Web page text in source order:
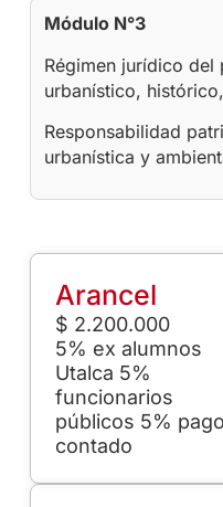
Módulo N°3
Régimen jurídico del
urbanístico,
Responsabilidad
urbanística y
Arancel
$ 2.200.000
5% ex alumnos
Utalca 5%
funcionarios
públicos 5% pago
contado